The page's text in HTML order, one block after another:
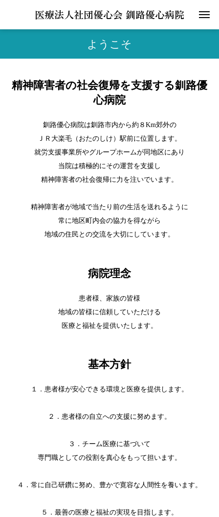
医療法人社団優心会 釧路優心病院
ようこそ
精神障害者の社会復帰を支援する釧路優
心病院
釧路優心病院は釧路市内から約８Km郊外の
ＪＲ大楽毛（おたのしけ）駅前に位置します。
就労支援事業所やグループホームが同地区にあり
当院は積極的にその運営を支援し
精神障害者の社会復帰に力を注いでいます。
精神障害者が地域で当たり前の生活を送れるように
常に地区町内会の協力を得ながら
地域の住民との交流を大切にしています。
病院理念
患者様、家族の皆様
地域の皆様に信頼していただける
医療と福祉を提供いたします。
基本方針
１．患者様が安心できる環境と医療を提供します。
２．患者様の自立への支援に努めます。
３．チーム医療に基づいて
専門職としての役割を真心をもって担います。
４．常に自己研鑽に努め、豊かで寛容な人間性を養います。
５．最善の医療と福祉の実現を目指します。